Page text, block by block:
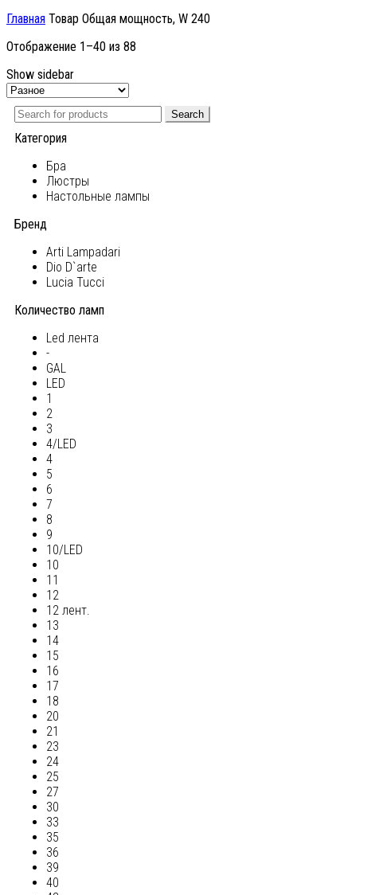
Главная Товар Общая мощность, W 240
Отображение 1–40 из 88
Show sidebar
Search
Категория
Бра
Люстры
Настольные лампы
Бренд
Arti Lampadari
Dio D`arte
Lucia Tucci
Количество ламп
Led лента
-
GAL
LED
1
2
3
4/LED
4
5
6
7
8
9
10/LED
10
11
12
12 лент.
13
14
15
16
17
18
20
21
23
24
25
27
30
33
35
36
39
40